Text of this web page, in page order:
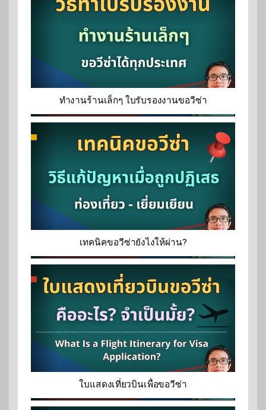
ทำงานร้านเล็กๆ ใบรับรองงานขอวีซ่า
เทคนิคขอวีซ่ายังไงให้ผ่าน?
ใบแสดงเที่ยวบินเพื่อขอวีซ่า